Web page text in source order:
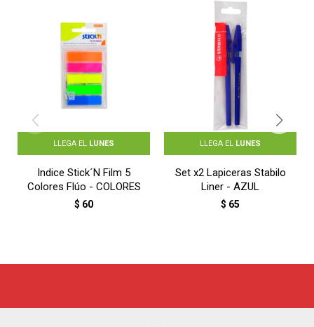
LLEGA EL LUNES
Indice Stick´N Film 5
Colores Flúo - COLORES
$ 60
LLEGA EL LUNES
Set x2 Lapiceras Stabilo
Liner - AZUL
$ 65